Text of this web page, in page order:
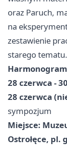
oraz Paruch,
na
zestawienie
starego tematu.
Harmonogram
28 czerwca -
28 czerwca
sympozjum
Miejsce:
Ostrołęce, pl.